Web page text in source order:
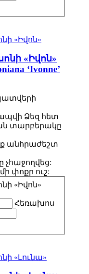
«Իվոն»
‘Ivonne’
Ձեզ հետ
տարբերակը
անհրաժեշտ
չհաջողվեց:
փոքր ուշ:
«Իվոն»
Հեռախոս